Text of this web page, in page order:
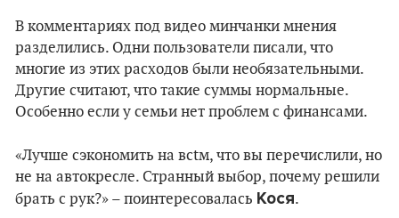
В комментариях под видео минчанки мнения
разделились. Одни пользователи писали, что
многие из этих расходов были необязательными.
Другие считают, что такие суммы нормальные.
Особенно если у семьи нет проблем с финансами.
«Лучше сэкономить на всtм, что вы перечислили, но
не на автокресле. Странный выбор, почему решили
брать с рук?» – поинтересовалась Кося.